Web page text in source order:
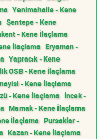
Yenimahalle - Kene
Şentepe - Kene
- Kene İlaçlama
İlaçlama Eryaman -
Yapracık - Kene
OSB - Kene İlaçlama
- Kene İlaçlama
- Kene İlaçlama İncek -
Mamak - Kene İlaçlama
İlaçlama Pursaklar -
Kazan - Kene İlaçlama